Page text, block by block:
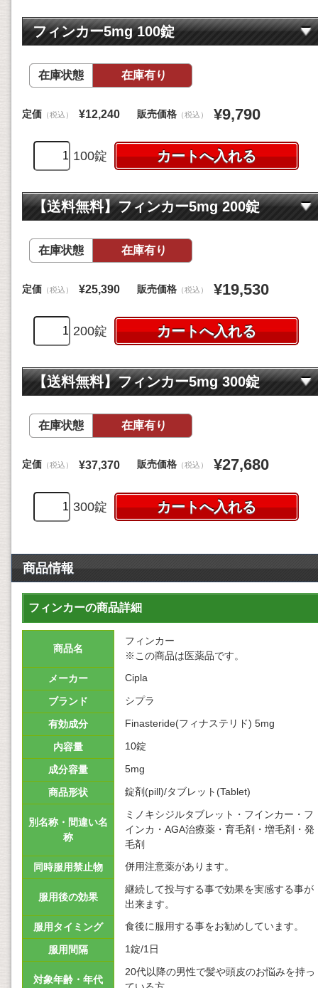
フィンカー5mg 100錠
在庫状態 在庫有り
定価 （税込） ¥12,240 販売価格 （税込） ¥9,790
100錠
【送料無料】フィンカー5mg 200錠
在庫状態 在庫有り
定価 （税込） ¥25,390 販売価格 （税込） ¥19,530
200錠
【送料無料】フィンカー5mg 300錠
在庫状態 在庫有り
定価 （税込） ¥37,370 販売価格 （税込） ¥27,680
300錠
商品情報
フィンカーの商品詳細
商品名
フィンカー
※この商品は医薬品です。
メーカー
Cipla
ブランド シプラ
有効成分 Finasteride(フィナステリド) 5mg
内容量 10錠
成分容量 5mg
商品形状 錠剤(pill)/タブレット(Tablet)
別名称・間違い名
称
ミノキシジルタブレット・フインカー・フ
インカ・AGA治療薬・育毛剤・増毛剤・発
毛剤
同時服用禁止物
併用注意薬があります。
服用後の効果
継続して投与する事で効果を実感する事が
出来ます。
服用タイミング
食後に服用する事をお勧めしています。
服用間隔 1錠/1日
対象年齢・年代
20代以降の男性で髪や頭皮のお悩みを持っ